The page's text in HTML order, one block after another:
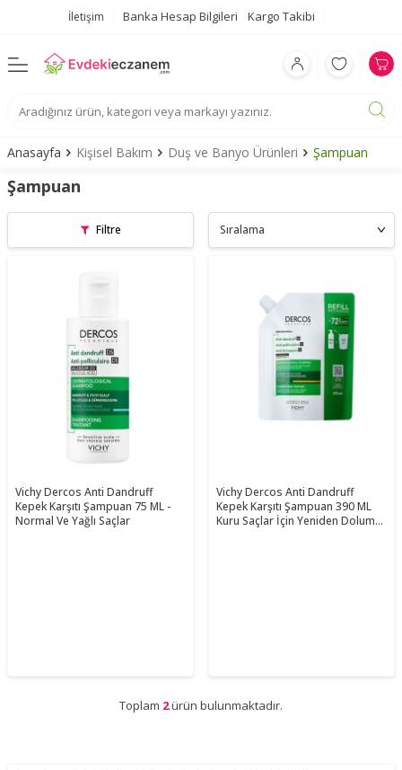
İletişim Banka Hesap Bilgileri Kargo Takibi
Anasayfa Kişisel Bakım Duş ve Banyo Ürünleri Şampuan
Şampuan
Filtre
Vichy Dercos Anti Dandruff
Kepek Karşıtı Şampuan 75 ML -
Normal Ve Yağlı Saçlar
Vichy Dercos Anti Dandruff
Kepek Karşıtı Şampuan 390 ML
Kuru Saçlar İçin Yeniden Dolum
Toplam 2ürün bulunmaktadır.